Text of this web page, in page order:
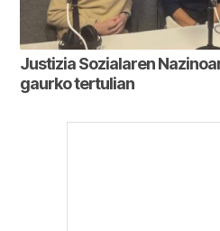
Justizia Sozialaren
gaurko tertulian